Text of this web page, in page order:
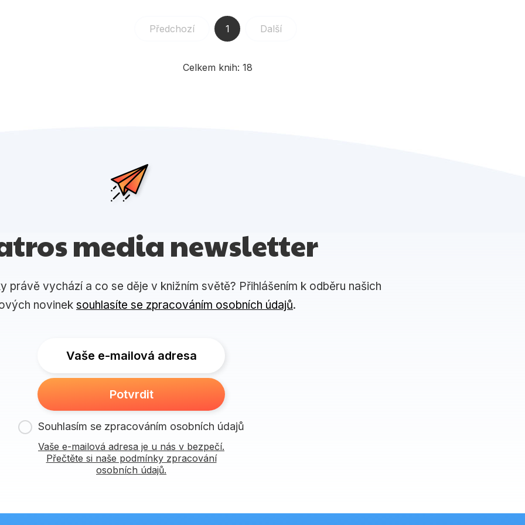
Celkem knih: 18
Předchozí 1 Další
media newsletter
právě vychází a co se děje v knižním světě? Přihlášením k odběru našich
novinek souhlasíte se zpracováním osobních údajů.
Vaše e-mailová adresa
Potvrdit
Souhlasím se zpracováním osobních údajů
Vaše e-mailová adresa je u nás v bezpečí.
Přečtěte si naše podmínky zpracování
osobních údajů.